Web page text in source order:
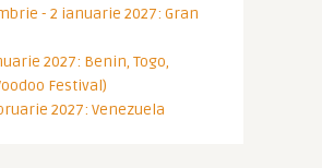
- 2 ianuarie 2027: Gran
2027: Benin, Togo,
Festival)
2027: Venezuela